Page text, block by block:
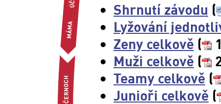
Shrnutí závodu (
Lyžování
Zeny celkově (
Muži celkově (
Teamy celkově (
Junioři celkově (